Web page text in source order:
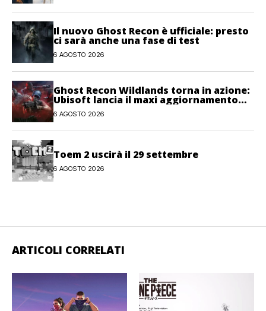
Il nuovo Ghost Recon è ufficiale: presto
ci sarà anche una fase di test
6 AGOSTO 2026
Ghost Recon Wildlands torna in azione:
Ubisoft lancia il maxi aggiornamento
gratuito Last Rites
6 AGOSTO 2026
Toem 2 uscirà il 29 settembre
6 AGOSTO 2026
ARTICOLI CORRELATI